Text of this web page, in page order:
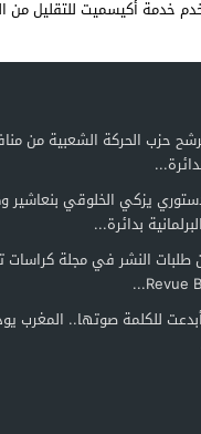
خدمة أكيسميت للتقليل من
حزب الحركة الشعبية من
يزكي الخلوقي بنعاشير
بدائرة...
طلبات النشر في مجلة كراسات
Revue
للكلمة صوتها.. المغرب